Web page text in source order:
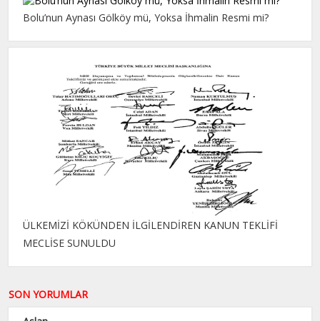
Bolu’nun Aynası Gölköy mü, Yoksa İhmalin Resmi mi?
ÜLKEMİZİ KÖKÜNDEN İLGİLENDİREN KANUN TEKLİFİ
MECLİSE SUNULDU
SON YORUMLAR